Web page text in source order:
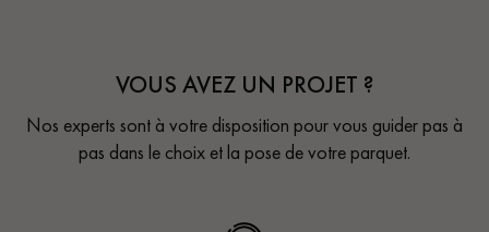
VOUS AVEZ UN PROJET ?
Nos experts sont à votre disposition pour vous guider pas à
pas dans le choix et la pose de votre parquet.